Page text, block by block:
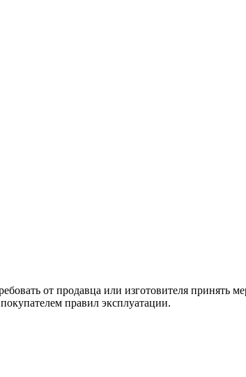
от продавца или изготовителя принять
правил эксплуатации.